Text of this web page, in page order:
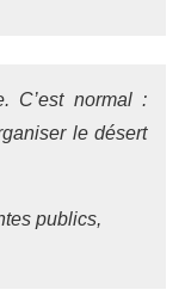
C’est normal :
le désert
publics,